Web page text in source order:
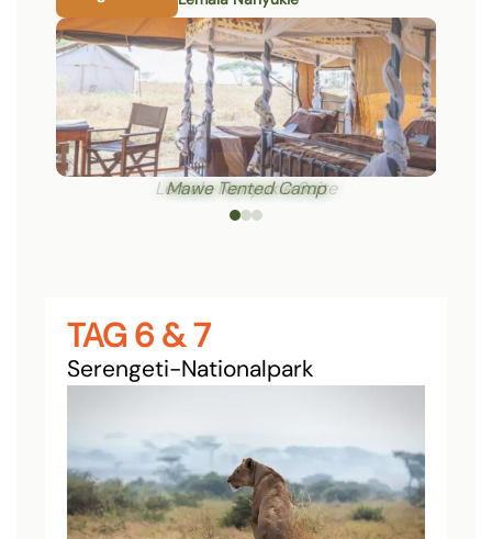
Mawe Tented Camp
TAG 6 & 7
Serengeti-Nationalpark